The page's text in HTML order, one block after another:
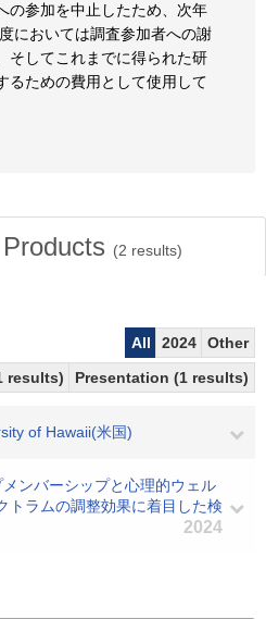
の参加を中止したため、次年
においては調査参加者への謝
そしてこれまでに得られた研
るための費用として使用して
(2 results)
All 2024
Other
results) Presentation (1 results)
of Hawaii(米国)
ンバーシップと心理的ウェル
トラムの調整効果に着目した検
2024